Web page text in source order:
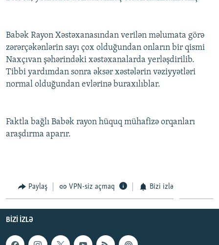
İNFOQRAFIKA
KARIKATURA
AZƏRBAYCAN ƏDƏBIYYATI KITABXANASI
İSLAM VƏ DEMOKRATIYA
İZ - MƏDƏNIYYƏT PROQRAMI
MISSIYAMIZ
PEŞƏ ETIKASI VƏ JURNALISTIKA STANDARTLARIMIZ
MATERIALLARIMIZDAN ISTIFADƏ
AZADLIQRADIOSU MOBIL TELEFONUNUZDA
XƏBƏR BÜLLETENLƏRIMIZ
BIZI IZLƏ
RFE/RL-in bütün saytları
Babək Rayon Xəstəxanasından verilən məlumata görə
zərərçəkənlərin sayı çox olduğundan onların bir qismi
Naxçıvan şəhərindəki xəstəxanalarda yerləşdirilib.
Tibbi yardımdan sonra əksər xəstələrin vəziyyətləri
normal olduğundan evlərinə buraxılıblar.
Faktla bağlı Babək rayon hüquq mühafizə orqanları
araşdırma aparır.
Paylaş VPN-siz açmaq Bizi izlə
BIZI IZLƏ